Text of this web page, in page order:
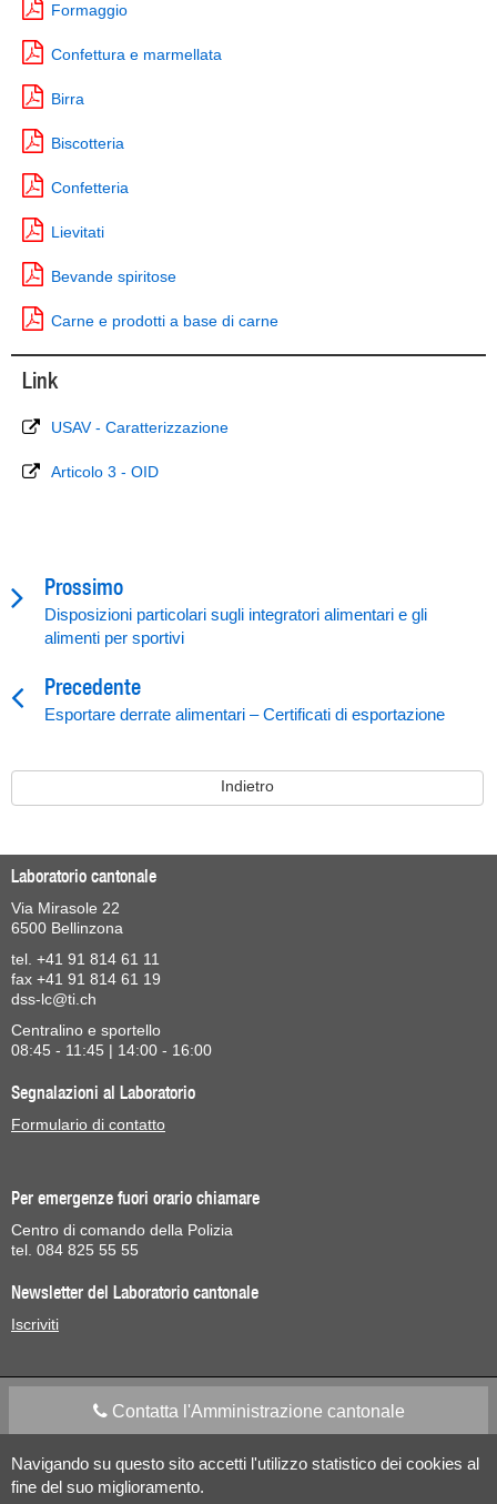
Navigando su questo sito accetti l'utilizzo statistico dei cookies al
fine del suo miglioramento.
Formaggio
Confettura e marmellata
Birra
Biscotteria
Confetteria
Lievitati
Bevande spiritose
Carne e prodotti a base di carne
Link
USAV - Caratterizzazione
Articolo 3 - OID
Prossimo
Disposizioni particolari sugli integratori alimentari e gli
alimenti per sportivi
Precedente
Esportare derrate alimentari – Certificati di esportazione
Indietro
Laboratorio cantonale
Via Mirasole 22
6500 Bellinzona
tel. +41 91 814 61 11
fax +41 91 814 61 19
dss-lc@ti.ch
Centralino e sportello
08:45 - 11:45 | 14:00 - 16:00
Segnalazioni al Laboratorio
Formulario di contatto
Per emergenze fuori orario chiamare
Centro di comando della Polizia
tel. 084 825 55 55
Newsletter del Laboratorio cantonale
Iscriviti
Contatta l'Amministrazione cantonale
Apps Mobile Social media